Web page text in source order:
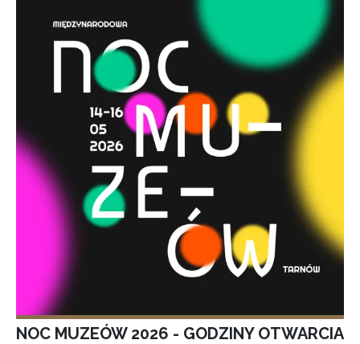
NOC MUZEÓW 2026 - GODZINY OTWARCIA